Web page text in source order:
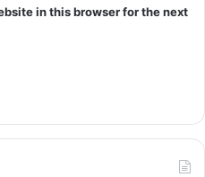
in this browser for the next